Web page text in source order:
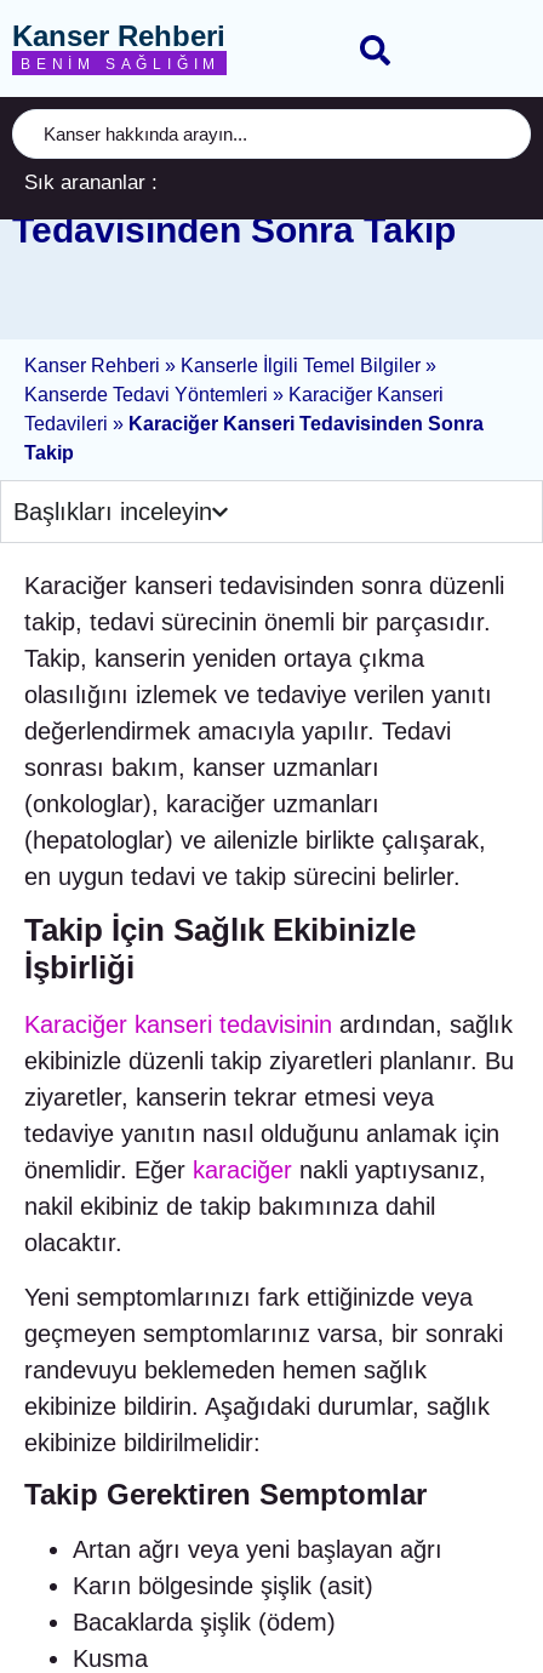
Kanser Rehberi
BENIM SAĞLIĞIM
Karaciğer Kanseri
Tedavisinden Sonra Takip
Kanser Rehberi » Kanserle İlgili Temel Bilgiler »
Kanserde Tedavi Yöntemleri » Karaciğer Kanseri
Tedavileri » Karaciğer Kanseri Tedavisinden Sonra
Takip
Başlıkları inceleyin
Karaciğer kanseri tedavisinden sonra düzenli
takip, tedavi sürecinin önemli bir parçasıdır.
Takip, kanserin yeniden ortaya çıkma
olasılığını izlemek ve tedaviye verilen yanıtı
değerlendirmek amacıyla yapılır. Tedavi
sonrası bakım, kanser uzmanları
(onkologlar), karaciğer uzmanları
(hepatologlar) ve ailenizle birlikte çalışarak,
en uygun tedavi ve takip sürecini belirler.
Takip İçin Sağlık Ekibinizle
İşbirliği
Karaciğer kanseri tedavisinin ardından, sağlık
ekibinizle düzenli takip ziyaretleri planlanır. Bu
ziyaretler, kanserin tekrar etmesi veya
tedaviye yanıtın nasıl olduğunu anlamak için
önemlidir. Eğer karaciğer nakli yaptıysanız,
nakil ekibiniz de takip bakımınıza dahil
olacaktır.
Yeni semptomlarınızı fark ettiğinizde veya
geçmeyen semptomlarınız varsa, bir sonraki
randevuyu beklemeden hemen sağlık
ekibinize bildirin. Aşağıdaki durumlar, sağlık
ekibinize bildirilmelidir:
Takip Gerektiren Semptomlar
Artan ağrı veya yeni başlayan ağrı
Karın bölgesinde şişlik (asit)
Bacaklarda şişlik (ödem)
Kusma
Sık arananlar :